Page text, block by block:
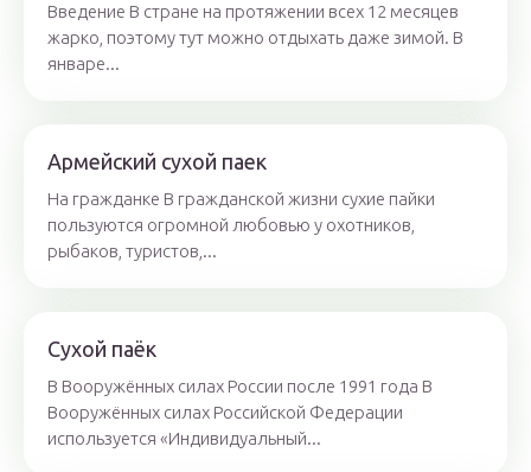
Введение В стране на протяжении всех 12 месяцев
жарко, поэтому тут можно отдыхать даже зимой. В
январе...
Армейский сухой паек
На гражданке В гражданской жизни сухие пайки
пользуются огромной любовью у охотников,
рыбаков, туристов,...
Сухой паёк
В Вооружённых силах России после 1991 года В
Вооружённых силах Российской Федерации
используется «Индивидуальный...